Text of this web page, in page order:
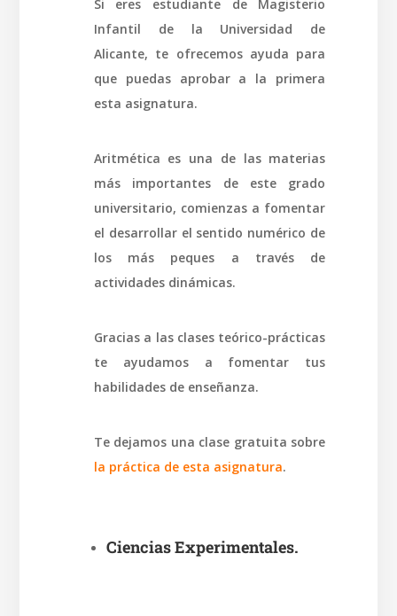
Si eres estudiante de Magisterio
Infantil de la Universidad de
Alicante, te ofrecemos ayuda para
que puedas aprobar a la primera
esta asignatura.
Aritmética es una de las materias
más importantes de este grado
universitario, comienzas a fomentar
el desarrollar el sentido numérico de
los más peques a través de
actividades dinámicas.
Gracias a las clases teórico-prácticas
te ayudamos a fomentar tus
habilidades de enseñanza.
Te dejamos una clase gratuita sobre
la práctica de esta asignatura.
Ciencias Experimentales.